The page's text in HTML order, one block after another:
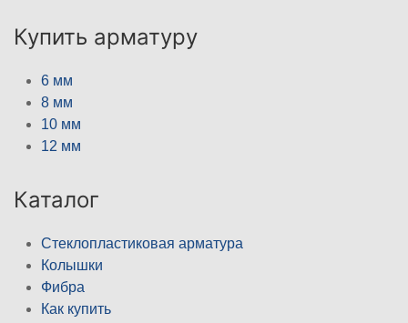
Купить арматуру
6 мм
8 мм
10 мм
12 мм
Каталог
Стеклопластиковая арматура
Колышки
Фибра
Как купить